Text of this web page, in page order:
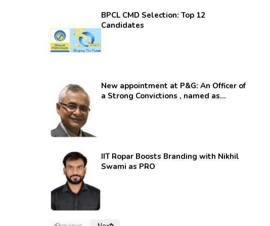
BPCL CMD Selection: Top 12
Candidates
New appointment at P&G: An Officer of
a Strong Convictions , named as
IIT Ropar Boosts Branding with Nikhil
Swami as PRO